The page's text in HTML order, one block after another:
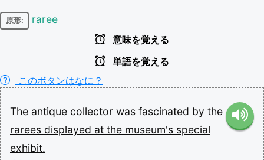
原形: raree
意味を覚える
単語を覚える
このボタンはなに？
The antique collector was fascinated by the
rarees displayed at the museum's special
exhibit.